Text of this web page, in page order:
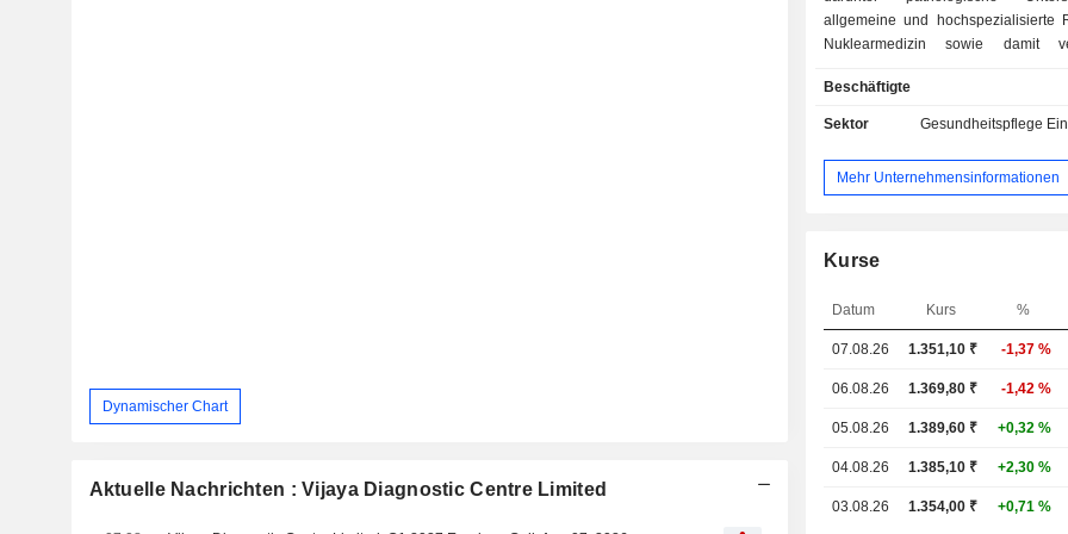
Dynamischer Chart
Aktuelle Nachrichten : Vijaya Diagnostic Centre Limited
allgemeine und hochspezialisierte
Nuklearmedizin sowie damit
Unternehmen ist im Segment
Services“ tätig. Es bietet
seinen Dienstleistungen gehören
Pathologie, Mikrobiologie,
Ultraschall, Röntgen,
Gastroenterologie, Nuklearmedizin
Das Unternehmen betreibt
Diagnosezentren in 25 Städten in
Leberfunktionstests (LFT-A),
Unternehmen bietet
Vorsorgeuntersuchungen an,
Beschäftigte
Sektor Gesundheitspflege
Mehr Unternehmensinformationen
Kurse
Datum Kurs %
07.08.26 1.351,10 ₹ -1,37 %
06.08.26 1.369,80 ₹ -1,42 %
05.08.26 1.389,60 ₹ +0,32 %
04.08.26 1.385,10 ₹ +2,30 %
03.08.26 1.354,00 ₹ +0,71 %